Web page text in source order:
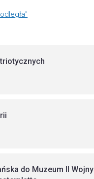
do Muzeum II Wojny